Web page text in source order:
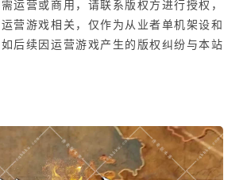
运营或商用，请联系版权方进行授权，
营游戏相关，仅作为从业者单机架设和
后续因运营游戏产生的版权纠纷与本站